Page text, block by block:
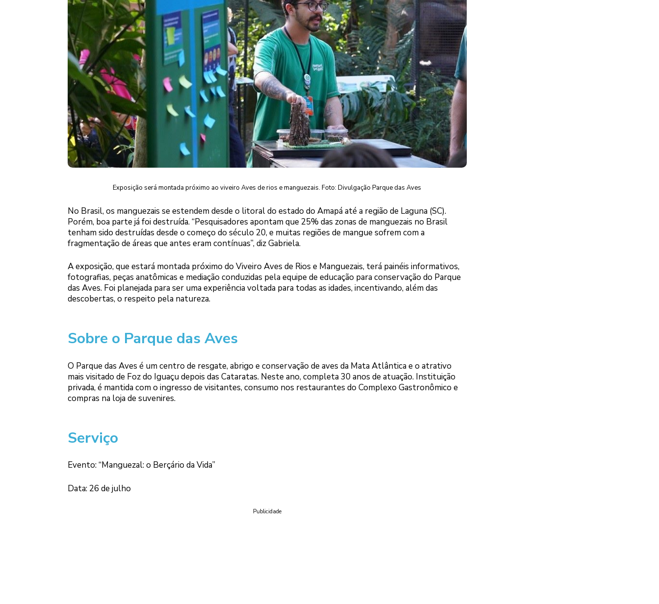
Exposição será montada próximo ao viveiro Aves de rios e manguezais. Foto: Divulgação Parque das Aves
No Brasil, os manguezais se estendem desde o litoral do estado do Amapá até a região de Laguna (SC).
Porém, boa parte já foi destruída. “Pesquisadores apontam que 25% das zonas de manguezais no Brasil
tenham sido destruídas desde o começo do século 20, e muitas regiões de mangue sofrem com a
fragmentação de áreas que antes eram contínuas”, diz Gabriela.
A exposição, que estará montada próximo do Viveiro Aves de Rios e Manguezais, terá painéis informativos,
fotografias, peças anatômicas e mediação conduzidas pela equipe de educação para conservação do Parque
das Aves. Foi planejada para ser uma experiência voltada para todas as idades, incentivando, além das
descobertas, o respeito pela natureza.
Sobre o Parque das Aves
O Parque das Aves é um centro de resgate, abrigo e conservação de aves da Mata Atlântica e o atrativo
mais visitado de Foz do Iguaçu depois das Cataratas. Neste ano, completa 30 anos de atuação. Instituição
privada, é mantida com o ingresso de visitantes, consumo nos restaurantes do Complexo Gastronômico e
compras na loja de suvenires.
Serviço
Evento: “Manguezal: o Berçário da Vida”
Data: 26 de julho
Publicidade